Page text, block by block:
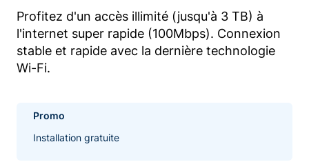
Profitez d'un accès illimité (jusqu'à 3 TB) à
l'internet super rapide (100Mbps). Connexion
stable et rapide avec la dernière technologie
Wi-Fi.
Promo
Installation gratuite